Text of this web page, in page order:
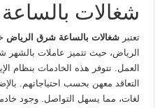
شغالات
تعتبرشغالات بالساعة شرق الرياض
الرياض، حيث تتميز عاملات بالشهر
العمل. تتوفر هذه الخادمات بنظام
التعاقد معهن بحسب احتياجاتهم.
لغات، مما يسهل التواصل. وجود